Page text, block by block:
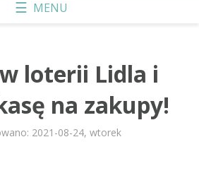
loterii Lidla i
na zakupy!
2021-08-24, wtorek